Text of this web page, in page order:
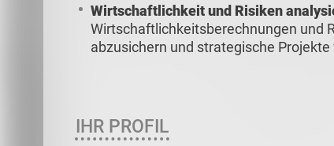
Wirtschaftlichkeit und Risiken
Wirtschaftlichkeitsberechnungen und
abzusichern und strategische
IHR PROFIL